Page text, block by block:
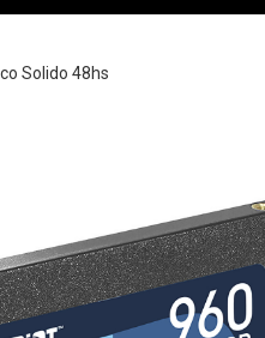
Solido 48hs